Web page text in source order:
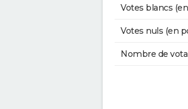
Votes blancs
Votes nuls (en
Nombre de